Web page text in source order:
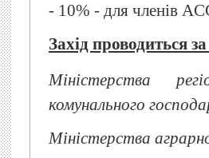
- 10% - для членів
Захід проводиться
Міністерства
комунального
Міністерства